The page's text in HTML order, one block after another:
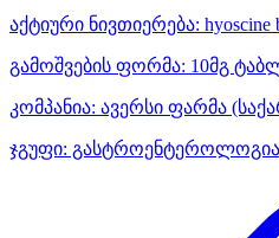
აქტიური ნივთიერება: hyoscine
გამოშვების ფორმა: 10მგ
კომპანია: ავერსი ფარმა
ჯგუფი: